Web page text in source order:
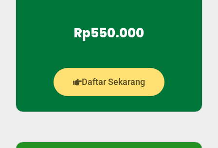
Rp550.000
Daftar Sekarang